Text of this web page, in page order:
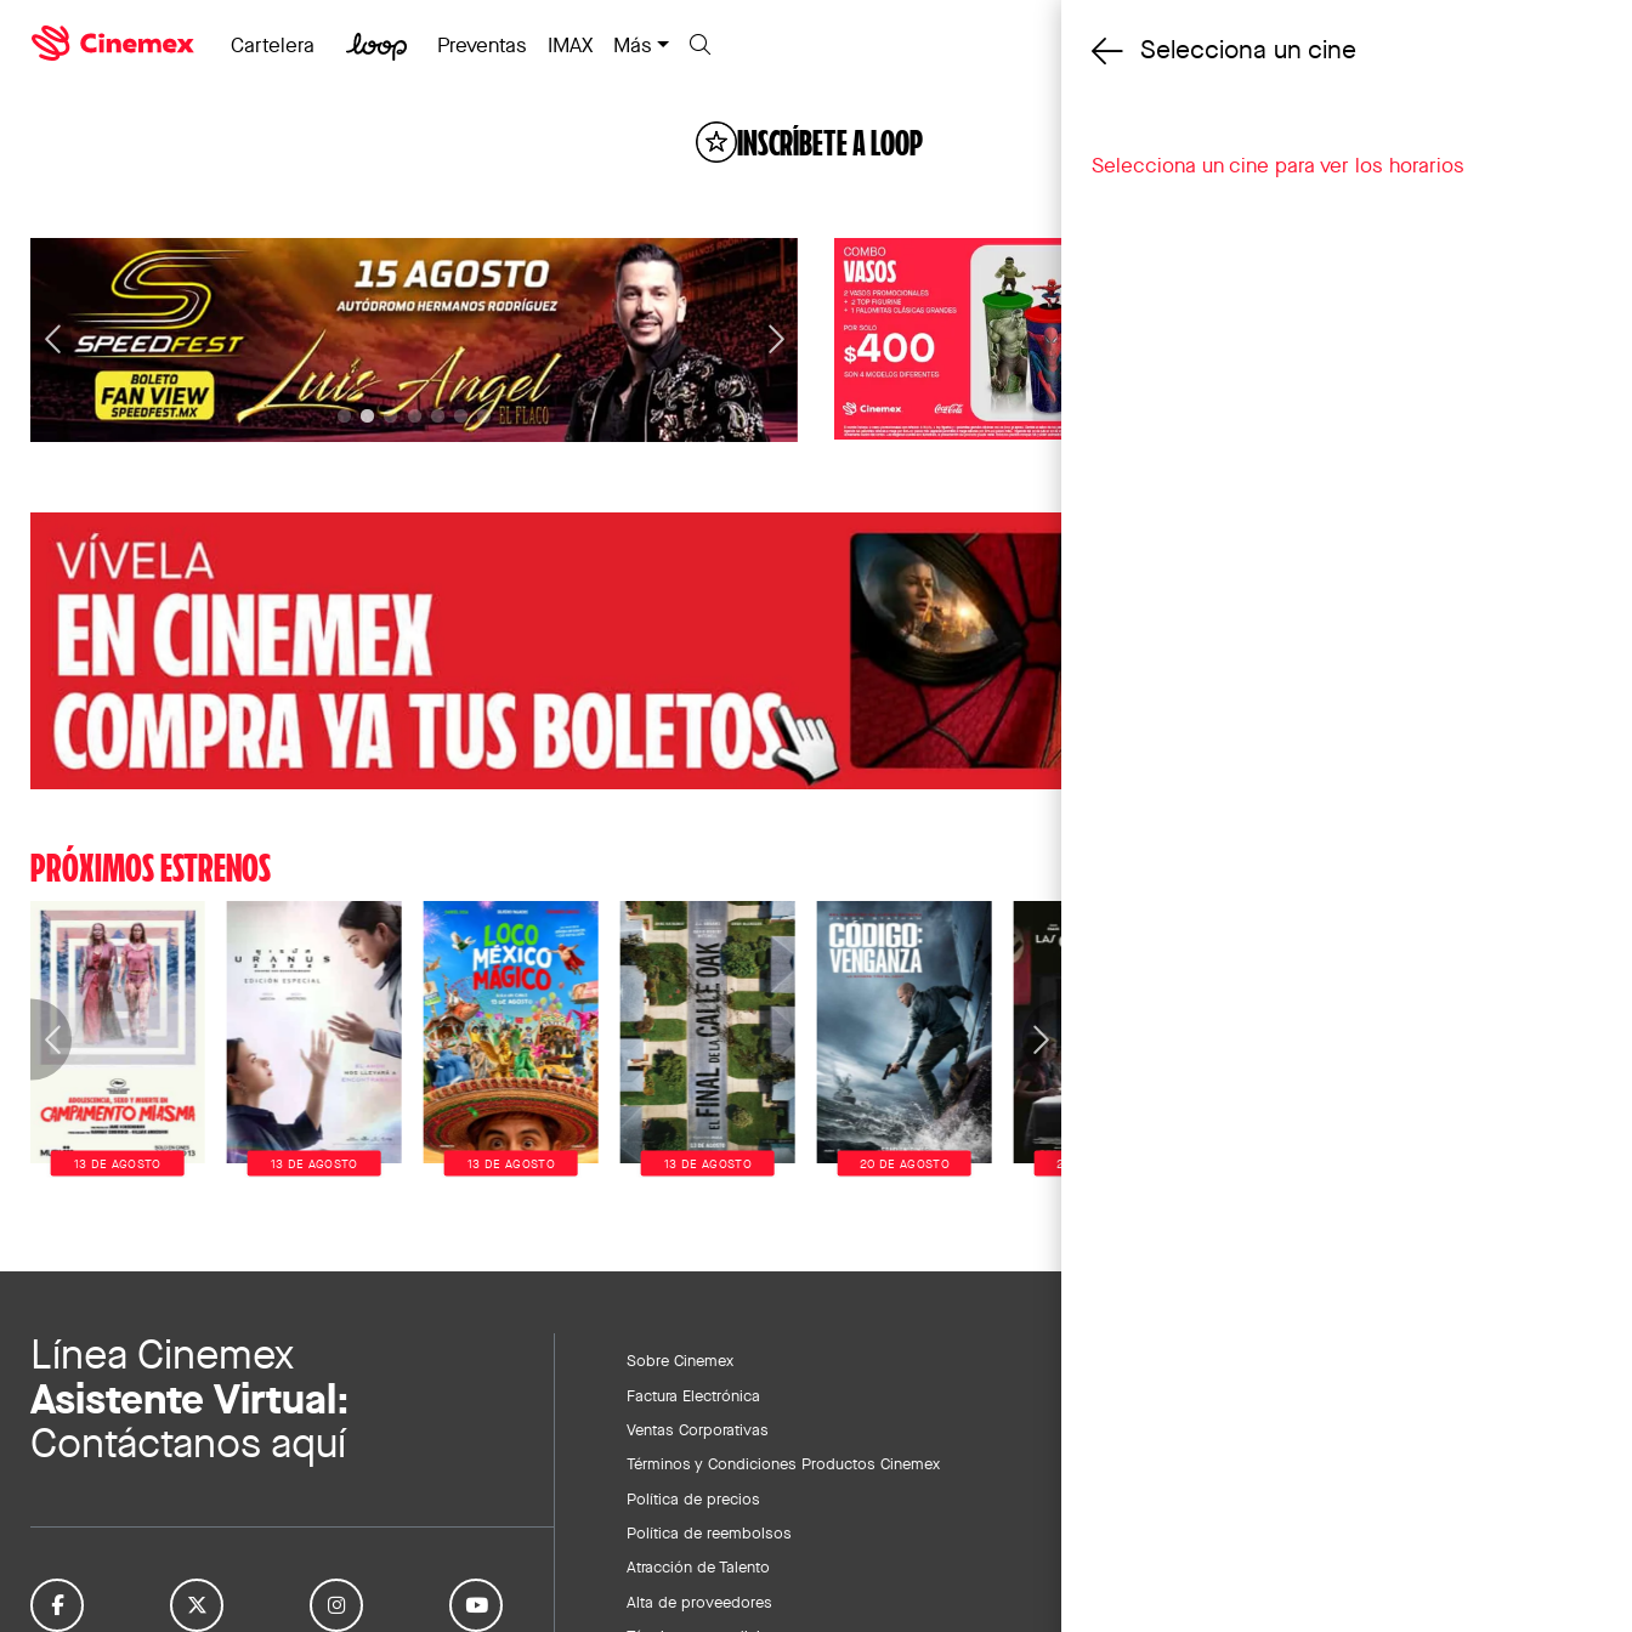
Cambiar cine
Cartelera Preventas IMAX Más
INSCRÍBETE A LOOP
PRÓXIMOS ESTRENOS
13 DE AGOSTO 13 DE AGOSTO 13 DE AGOSTO 13 DE AGOSTO 20 DE AGOSTO 20 DE AGOSTO
Línea Cinemex
Asistente Virtual:
Contáctanos aquí
Sobre Cinemex
Factura Electrónica
Ventas Corporativas
Términos y Condiciones Productos Cinemex
Política de precios
Política de reembolsos
Atracción de Talento
Alta de proveedores
Selecciona un cine
Selecciona un cine para ver los horarios